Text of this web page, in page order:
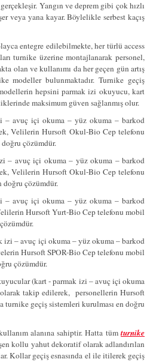
Yangın ve deprem gibi çok hızlı
veya yana kayar. Böylelikle serbest kaçış
entegre edilebilmekte, her türlü access
turnike üzerine montajlanarak personel,
olan ve kullanımı da her geçen gün artış
modeller bulunmaktadır. Turnike geçiş
hepsini parmak izi okuyucu, kart
maksimum güven sağlanmış olur.
– avuç içi okuma – yüz okuma – barkod
Velilerin Hursoft Okul-Bio Cep telefonu
çözümdür.
– avuç içi okuma – yüz okuma – barkod
Velilerin Hursoft Okul-Bio Cep telefonu
doğru çözümdür.
– avuç içi okuma – yüz okuma – barkod
Hursoft Yurt-Bio Cep telefonu mobil
izi – avuç içi okuma – yüz okuma – barkod
Hursoft SPOR-Bio Cep telefonu mobil
çözümdür.
(kart - parmak izi – avuç içi okuma
takip edilerek, personellerin Hursoft
geçiş sistemleri kurulması en doğru
alanına sahiptir. Hatta tüm turnike
kollu yahut dekoratif olarak adlandırılan
Kollar geçiş esnasında el ile itilerek geçiş